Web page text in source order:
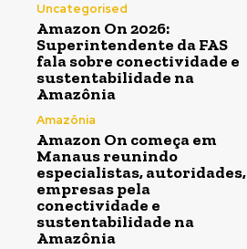
Uncategorised
Amazon On 2026:
Superintendente da FAS
fala sobre conectividade e
sustentabilidade na
Amazônia
Amazônia
Amazon On começa em
Manaus reunindo
especialistas, autoridades,
empresas pela
conectividade e
sustentabilidade na
Amazônia